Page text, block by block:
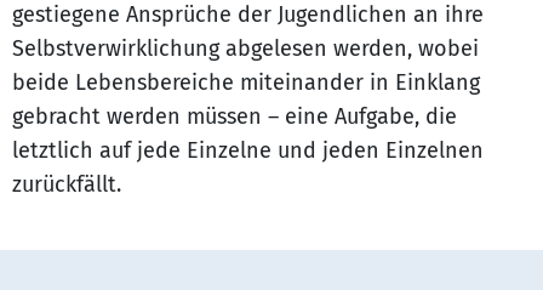
gestiegene Ansprüche der Jugendlichen an ihre
Selbstverwirklichung abgelesen werden, wobei
beide Lebensbereiche miteinander in Einklang
gebracht werden müssen – eine Aufgabe, die
letztlich auf jede Einzelne und jeden Einzelnen
zurückfällt.